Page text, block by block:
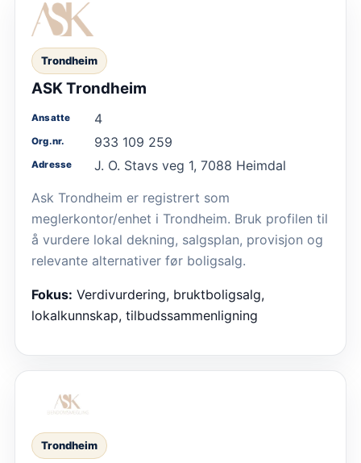
Trondheim
ASK Trondheim
Ansatte 4
Org.nr. 933 109 259
Adresse
J. O. Stavs veg 1, 7088 Heimdal
Ask Trondheim er registrert som
meglerkontor/enhet i Trondheim. Bruk profilen til
å vurdere lokal dekning, salgsplan, provisjon og
relevante alternativer før boligsalg.
Fokus: Verdivurdering, bruktboligsalg,
lokalkunnskap, tilbudssammenligning
Trondheim